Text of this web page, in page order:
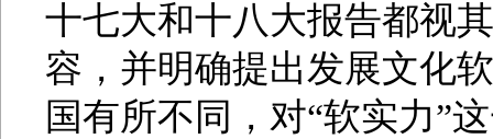
十七大和十八大报告都视
容，并明确提出发展文化
国有所不同，对“软实力”